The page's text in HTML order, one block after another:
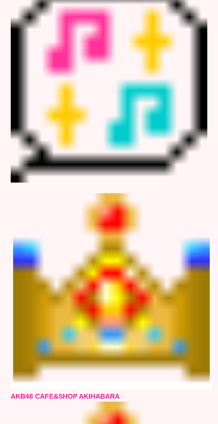
AKB48 CAFE&SHOP AKIHABARA